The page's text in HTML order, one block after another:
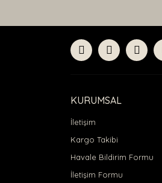
Ürün
Bu ürüne benzer
KURUMSAL
İletişim
Kargo Takibi
Havale Bildirim Formu
İletişim Formu